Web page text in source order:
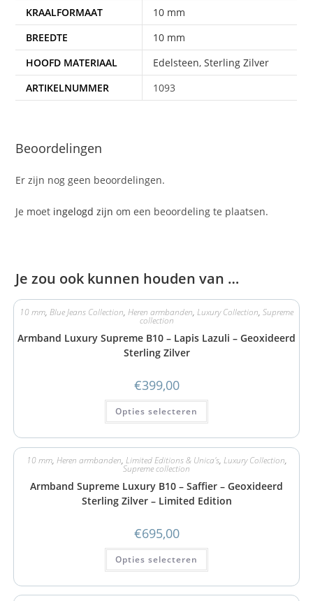
KRAALFORMAAT
10 mm
BREEDTE
10 mm
HOOFD MATERIAAL
Edelsteen,Sterling Zilver
ARTIKELNUMMER
1093
Beoordelingen
Er zijn nog geen beoordelingen.
Je moet ingelogd zijn om een beoordeling te plaatsen.
Je zou ook kunnen houden van …
10 mm, Blue Jeans Collection, Heren armbanden, Luxury Collection, Supreme
collection
Armband Luxury Supreme B10 – Lapis Lazuli – Geoxideerd
Sterling Zilver
€399,00
Opties selecteren
10 mm, Heren armbanden, Limited Editions & Unica's, Luxury Collection,
Supreme collection
Armband Supreme Luxury B10 – Saffier – Geoxideerd
Sterling Zilver – Limited Edition
€695,00
Opties selecteren